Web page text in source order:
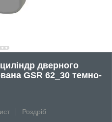
дверного
GSR 62_30 темно-
Роздріб